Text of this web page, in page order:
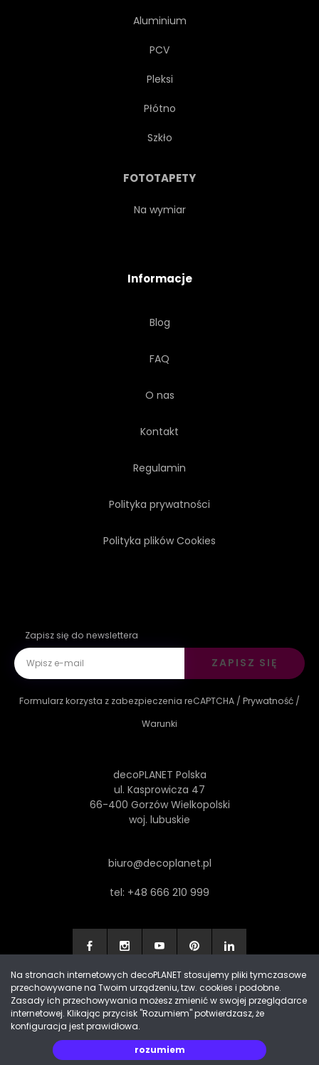
Aluminium
PCV
Pleksi
Płótno
Szkło
FOTOTAPETY
Na wymiar
Informacje
Blog
FAQ
O nas
Kontakt
Regulamin
Polityka prywatności
Polityka plików Cookies
Zapisz się do newslettera
ZAPISZ SIĘ
Formularz korzysta z zabezpieczenia reCAPTCHA / Prywatność /
Warunki
decoPLANET Polska
ul. Kasprowicza 47
66-400 Gorzów Wielkopolski
woj. lubuskie
biuro@decoplanet.pl
tel: +48 666 210 999
Made with by Progres Media & decoPLANET
Na stronach internetowych decoPLANET stosujemy pliki tymczasowe
przechowywane na Twoim urządzeniu, tzw. cookies i podobne.
Zasady ich przechowywania możesz zmienić w swojej przeglądarce
internetowej. Klikając przycisk "Rozumiem" potwierdzasz, że
konfiguracja jest prawidłowa.
rozumiem